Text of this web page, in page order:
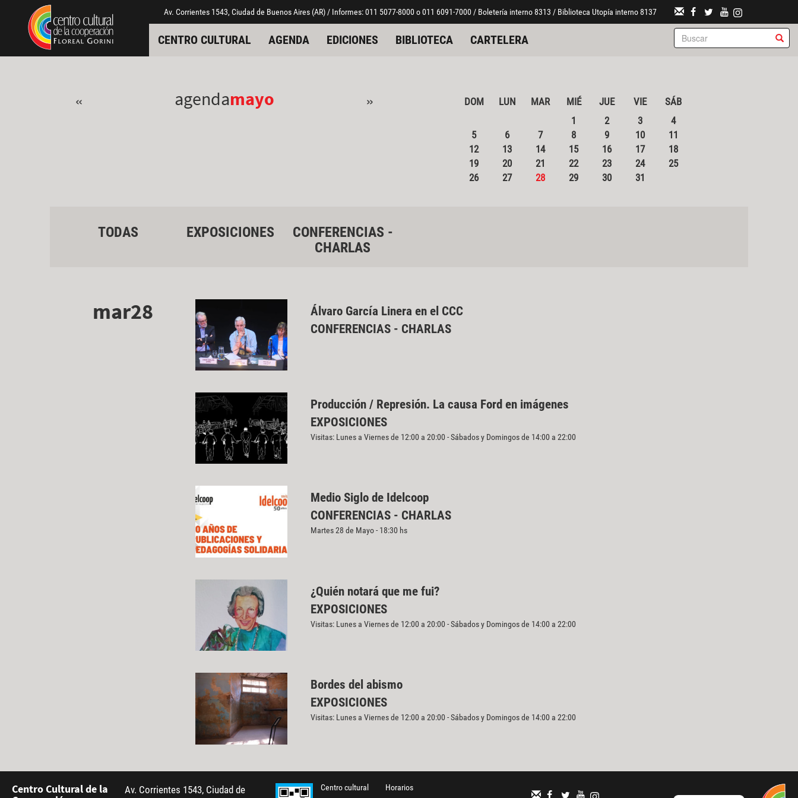
Pasar al contenido principal
Jump to main content Av. Corrientes 1543, Ciudad de Buenos Aires (AR) / Informes: 011 5077-8000 o 011 6091-7000 / Boletería interno 8313 / Biblioteca Utopía interno 8137
CENTRO CULTURAL AGENDA EDICIONES BIBLIOTECA CARTELERA
« agendamayo » DOM LUN MAR MIÉ JUE VIE
SÁB
1
2 3
4
5
6 7 8 9 10
11
12
13 14 15 16 17
18
19
20 21 22 23 24
25
26
27 28 29 30 31
TODAS EXPOSICIONES
CONFERENCIAS -
CHARLAS
mar28
Álvaro García Linera en el CCC
CONFERENCIAS - CHARLAS
Producción / Represión. La causa Ford en imágenes
EXPOSICIONES
Visitas: Lunes a Viernes de 12:00 a 20:00 - Sábados y Domingos de 14:00 a 22:00
Medio Siglo de Idelcoop
CONFERENCIAS - CHARLAS
Martes 28 de Mayo - 18:30 hs
¿Quién notará que me fui?
EXPOSICIONES
Visitas: Lunes a Viernes de 12:00 a 20:00 - Sábados y Domingos de 14:00 a 22:00
Bordes del abismo
EXPOSICIONES
Visitas: Lunes a Viernes de 12:00 a 20:00 - Sábados y Domingos de 14:00 a 22:00
Centro Cultural de la
Av. Corrientes 1543, Ciudad de
Centro cultural
Horarios